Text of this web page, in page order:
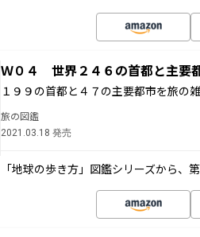
Ｗ０４ 世界２４６の首都と主要
１９９の首都と４７の主要都市を旅の
旅の図鑑
2021.03.18 発売
「地球の歩き方」図鑑シリーズから、